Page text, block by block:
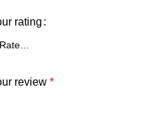
rating
review *